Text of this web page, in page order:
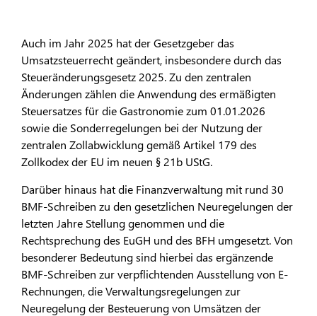
Auch im Jahr 2025 hat der Gesetzgeber das
Umsatzsteuerrecht geändert, insbesondere durch das
Steueränderungsgesetz 2025. Zu den zentralen
Änderungen zählen die Anwendung des ermäßigten
Steuersatzes für die Gastronomie zum 01.01.2026
sowie die Sonderregelungen bei der Nutzung der
zentralen Zollabwicklung gemäß Artikel 179 des
Zollkodex der EU im neuen § 21b UStG.
Darüber hinaus hat die Finanzverwaltung mit rund 30
BMF-Schreiben zu den gesetzlichen Neuregelungen der
letzten Jahre Stellung genommen und die
Rechtsprechung des EuGH und des BFH umgesetzt. Von
besonderer Bedeutung sind hierbei das ergänzende
BMF-Schreiben zur verpflichtenden Ausstellung von E-
Rechnungen, die Verwaltungsregelungen zur
Neuregelung der Besteuerung von Umsätzen der